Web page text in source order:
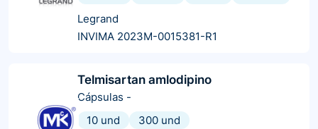
Legrand
INVIMA 2023M-0015381-R1
Telmisartan amlodipino
Cápsulas -
10 und
300 und